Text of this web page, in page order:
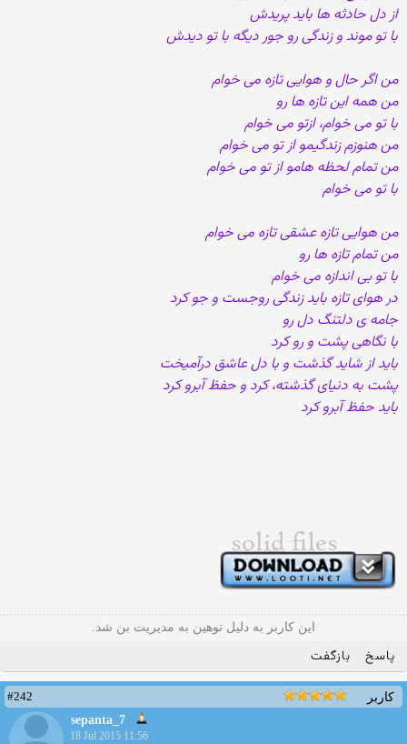
از دل حادثه ها باید پریدش
با تو موند و زندگی رو جور دیگه با تو دیدش
من اگر حال و هوایی تازه می خوام
من همه این تازه ها رو
با تو می خوام، ازتو می خوام
من هنوزم زندگیمو از تو می خوام
من تمام لحظه هامو از تو می خوام
با تو می خوام
من هوایی تازه عشقی تازه می خوام
من تمام تازه ها رو
با تو بی اندازه می خوام
در هوای تازه باید زندگی روجست و جو کرد
جامه ی دلتنگ دل رو
با نگاهی پشت و رو کرد
باید از شاید گذشت و با دل عاشق درآمیخت
پشت به دنیای گذشته، کرد و حفظ آبرو کرد
باید حفظ آبرو کرد
این کاربر به دلیل توهین به مدیریت بن شد.
پاسخ بازگفت
کاربر
#242
sepanta_7
18 Jul 2015 11:56